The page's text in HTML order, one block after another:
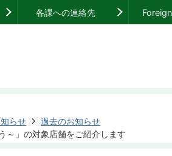
各課への連絡先
らせ
過去のお知らせ
～」の対象店舗をご紹介します